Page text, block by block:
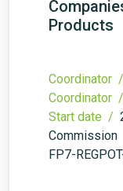
Products
Coordinator /
Coordinator /
Start date /
Commission
FP7-